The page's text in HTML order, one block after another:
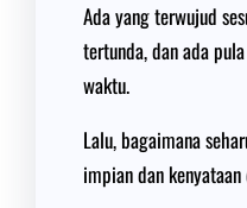
Ada yang terwujud
tertunda, dan ada
waktu.
Lalu, bagaimana
impian dan